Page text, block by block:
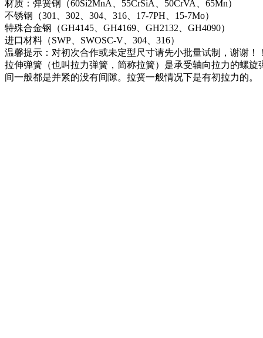
材质：弹簧钢（60Si2MnA、55CrSiA、50CrVA、65Mn）
不锈钢（301、302、304、316、17-7PH、15-7Mo）
特殊合金钢（GH4145、GH4169、GH2132、GH4090）
进口材料（SWP、SWOSC-V、304、316）
温馨提示：对初次合作或未定型尺寸请先小批量试制，谢谢！
拉伸弹簧（也叫拉力弹簧，简称拉簧）是承受轴向拉力的螺
间一般都是并紧的没有间隙。拉簧一般情况下是有初拉力的。